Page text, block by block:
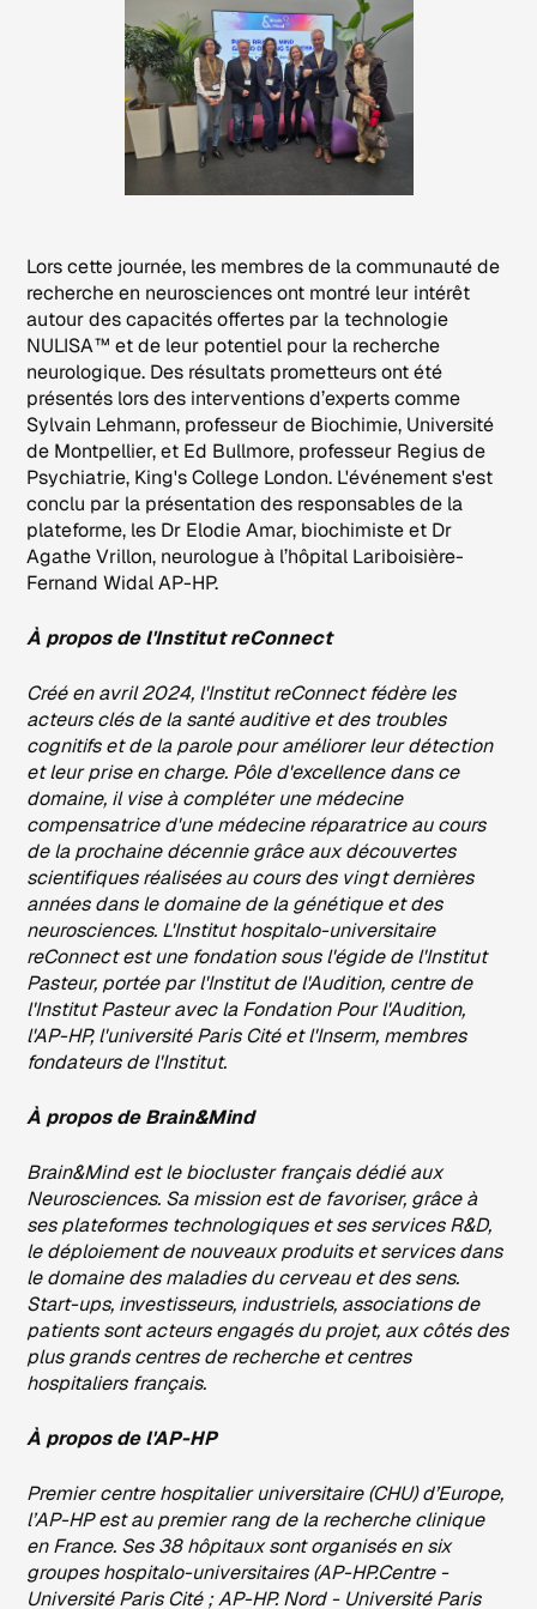
Lors cette journée, les membres de la communauté de
recherche en neurosciences ont montré leur intérêt
autour des capacités offertes par la technologie
NULISA™ et de leur potentiel pour la recherche
neurologique. Des résultats prometteurs ont été
présentés lors des interventions d’experts comme
Sylvain Lehmann, professeur de Biochimie, Université
de Montpellier, et Ed Bullmore, professeur Regius de
Psychiatrie, King's College London. L'événement s'est
conclu par la présentation des responsables de la
plateforme, les Dr Elodie Amar, biochimiste et Dr
Agathe Vrillon, neurologue à l’hôpital Lariboisière-
Fernand Widal AP-HP.
À propos de l'Institut reConnect
Créé en avril 2024, l'Institut reConnect fédère les
acteurs clés de la santé auditive et des troubles
cognitifs et de la parole pour améliorer leur détection
et leur prise en charge. Pôle d'excellence dans ce
domaine, il vise à compléter une médecine
compensatrice d'une médecine réparatrice au cours
de la prochaine décennie grâce aux découvertes
scientifiques réalisées au cours des vingt dernières
années dans le domaine de la génétique et des
neurosciences. L'Institut hospitalo-universitaire
reConnect est une fondation sous l'égide de l'Institut
Pasteur, portée par l'Institut de l'Audition, centre de
l'Institut Pasteur avec la Fondation Pour l'Audition,
l'AP-HP, l'université Paris Cité et l'Inserm, membres
fondateurs de l'Institut.
À propos de Brain&Mind
Brain&Mind est le biocluster français dédié aux
Neurosciences. Sa mission est de favoriser, grâce à
ses plateformes technologiques et ses services R&D,
le déploiement de nouveaux produits et services dans
le domaine des maladies du cerveau et des sens.
Start-ups, investisseurs, industriels, associations de
patients sont acteurs engagés du projet, aux côtés des
plus grands centres de recherche et centres
hospitaliers français.
À propos de l'AP-HP
Premier centre hospitalier universitaire (CHU) d’Europe,
l’AP-HP est au premier rang de la recherche clinique
en France. Ses 38 hôpitaux sont organisés en six
groupes hospitalo-universitaires (AP-HP.Centre -
Université Paris Cité ; AP-HP. Nord - Université Paris